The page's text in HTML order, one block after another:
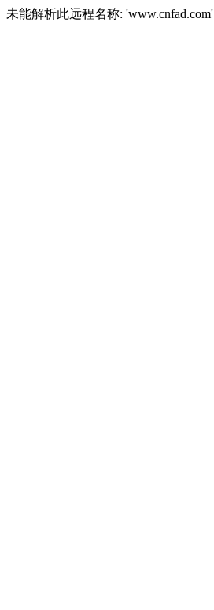
未能解析此远程名称: 'www.cnfad.com'